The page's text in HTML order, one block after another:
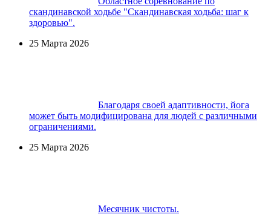
скандинавской ходьбе "Скандинавская ходьба: шаг к
здоровью".
25 Марта 2026
Благодаря своей адаптивности, йога
может быть модифицирована для людей с различными
ограничениями.
25 Марта 2026
Месячник чистоты.